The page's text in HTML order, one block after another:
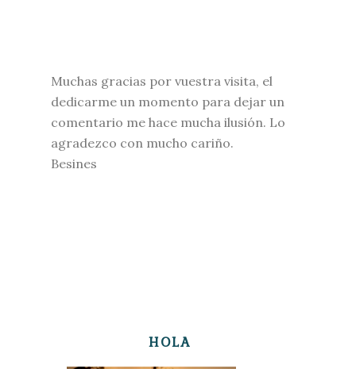
Muchas gracias por vuestra visita, el
dedicarme un momento para dejar un
comentario me hace mucha ilusión. Lo
agradezco con mucho cariño.
Besines
HOLA